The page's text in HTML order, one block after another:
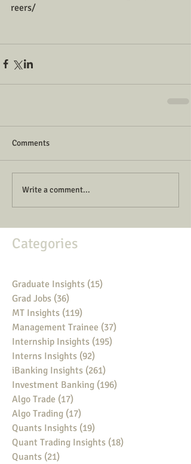
reers/
Comments
Write a comment...
Categories
Graduate Insights (15)
Grad Jobs (36)
MT Insights (119)
Management Trainee (37)
Internship Insights (195)
Interns Insights (92)
iBanking Insights (261)
Investment Banking (196)
Algo Trade (17)
Algo Trading (17)
Quants Insights (19)
Quant Trading Insights (18)
Quants (21)